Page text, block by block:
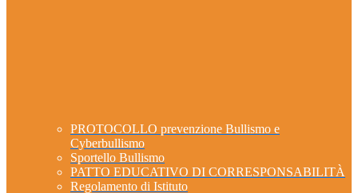
PROTOCOLLO prevenzione Bullismo e
Cyberbullismo
Sportello Bullismo
PATTO EDUCATIVO DI CORRESPONSABILITÀ
Regolamento di Istituto